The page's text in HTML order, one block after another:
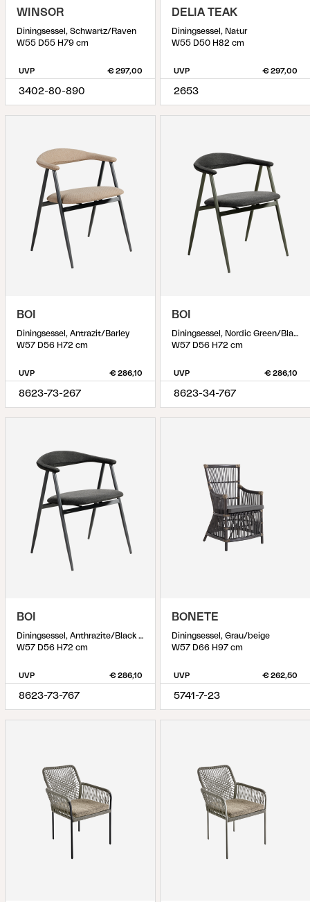
WINSOR
Diningsessel, Schwartz/Raven
W55 D55 H79 cm
UVP € 297,00
3402-80-890
DELIA TEAK
Diningsessel, Natur
W55 D50 H82 cm
UVP € 297,00
2653
BOI
Diningsessel, Antrazit/Barley
W57 D56 H72 cm
UVP € 286,10
8623-73-267
BOI
Diningsessel, Nordic Green/Black Barley
W57 D56 H72 cm
UVP € 286,10
8623-34-767
BOI
Diningsessel, Anthrazite/Black Barley
W57 D56 H72 cm
UVP € 286,10
8623-73-767
BONETE
Diningsessel, Grau/beige
W57 D66 H97 cm
UVP € 262,50
5741-7-23